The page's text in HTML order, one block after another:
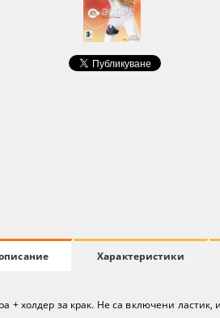
Характеристики
+ холдер за крак. Не са включени